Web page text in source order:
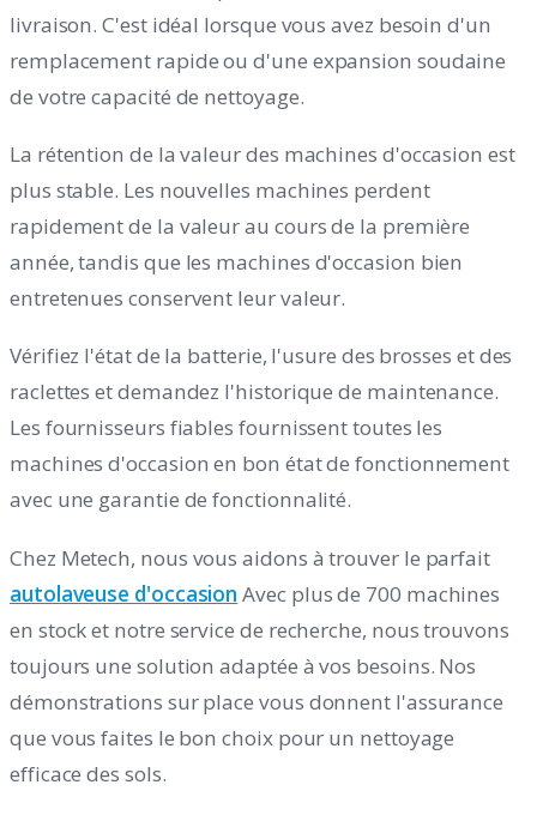
livraison. C'est idéal lorsque vous avez besoin d'un
remplacement rapide ou d'une expansion soudaine
de votre capacité de nettoyage.
La rétention de la valeur des machines d'occasion est
plus stable. Les nouvelles machines perdent
rapidement de la valeur au cours de la première
année, tandis que les machines d'occasion bien
entretenues conservent leur valeur.
Vérifiez l'état de la batterie, l'usure des brosses et des
raclettes et demandez l'historique de maintenance.
Les fournisseurs fiables fournissent toutes les
machines d'occasion en bon état de fonctionnement
avec une garantie de fonctionnalité.
Chez Metech, nous vous aidons à trouver le parfait
autolaveuse d'occasion Avec plus de 700 machines
en stock et notre service de recherche, nous trouvons
toujours une solution adaptée à vos besoins. Nos
démonstrations sur place vous donnent l'assurance
que vous faites le bon choix pour un nettoyage
efficace des sols.